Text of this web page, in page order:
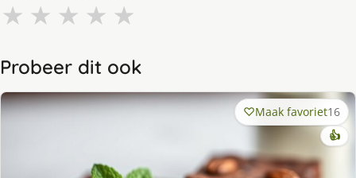
★ ★ ★ ★ ★
Probeer dit ook
Maak favoriet16
👍